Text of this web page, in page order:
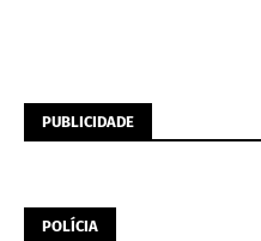
PUBLICIDADE
POLÍCIA